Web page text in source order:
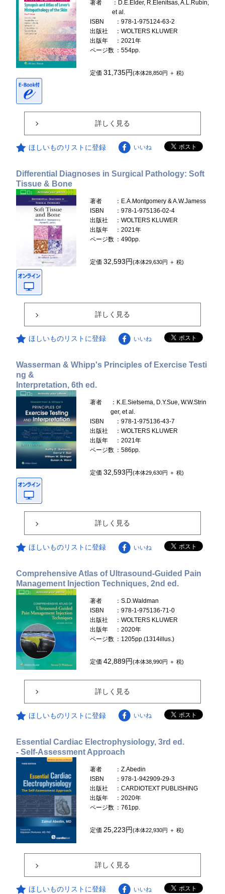
著者
：D.E.Elder, R.Elenitsas, A.L.Rubin,
et al.
ISBN
：978-1-975124-63-2
出版社
：WOLTERS KLUWER
出版年
：2021年
ページ数 ：554pp.
定価31,735円(本体28,850円 ＋ 税)
詳しく見る
ほしいものリストに登録 いいね
Differential Diagnoses in Surgical Pathology: Soft
Tissue & Bone
著者
：E.A.Montgomery & A.W.Jamess
ISBN
：978-1-975136-02-4
出版社
：WOLTERS KLUWER
出版年
：2021年
ページ数 ：490pp.
定価32,593円(本体29,630円 ＋ 税)
詳しく見る
ほしいものリストに登録 いいね
Wasserman & Whipp's Principles of Exercise Testi
ng &
Interpretation, 6th ed.
著者
：K.E.Sietsema, D.Y.Sue, W.W.Strin
ger, et al.
ISBN
：978-1-975136-43-7
出版社
：WOLTERS KLUWER
出版年
：2021年
ページ数 ：586pp.
定価32,593円(本体29,630円 ＋ 税)
詳しく見る
ほしいものリストに登録 いいね
Comprehensive Atlas of Ultrasound-Guided Pain
Management Injection Techniques, 2nd ed.
著者
：S.D.Waldman
ISBN
：978-1-975136-71-0
出版社
：WOLTERS KLUWER
出版年
：2020年
ページ数 ：1205pp.(1314illus.)
定価42,889円(本体38,990円 ＋ 税)
詳しく見る
ほしいものリストに登録 いいね
Essential Cardiac Electrophysiology, 3rd ed.
- Self-Assessment Approach
著者
：Z.Abedin
ISBN
：978-1-942909-29-3
出版社
：CARDIOTEXT PUBLISHING
出版年
：2020年
ページ数 ：761pp.
定価 25,223円(本体22,930円 ＋ 税)
詳しく見る
ほしいものリストに登録 いいね